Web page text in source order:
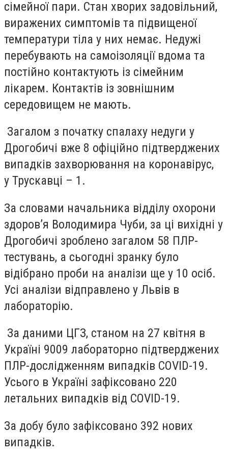
сімейної пари. Стан хворих задовільний,
виражених симптомів та підвищеної
температури тіла у них немає. Недужі
перебувають на самоізоляції вдома та
постійно контактують із сімейним
лікарем. Контактів із зовнішним
середовищем не мають.
Загалом з початку спалаху недуги у
Дрогобичі вже 8 офіційно підтверджених
випадків захворювання на коронавірус,
у Трускавці – 1.
За словами начальника відділу охорони
здоров’я Володимира Чуби, за ці вихідні у
Дрогобичі зроблено загалом 58 ПЛР-
тестувань, а сьогодні зранку було
відібрано проби на аналізи ще у 10 осіб.
Усі аналізи відправлено у Львів в
лабораторію.
За даними ЦГЗ, станом на 27 квітня в
Україні 9009 лабораторно підтверджених
ПЛР-дослідженням випадків COVID-19.
Усього в Україні зафіксовано 220
летальних випадків від COVID-19.
За добу було зафіксовано 392 нових
випадків.